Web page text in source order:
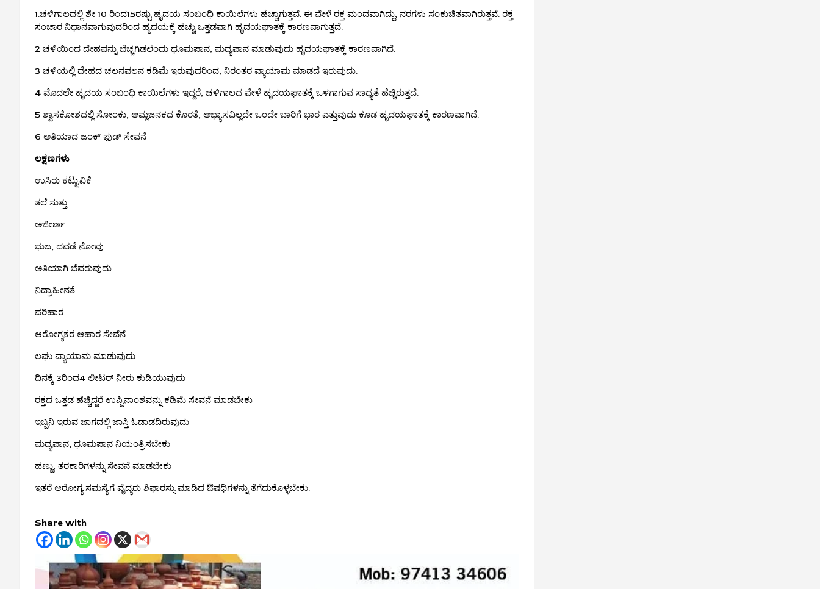
1.ಚಳಿಗಾಲದಲ್ಲಿ ಶೇ 10 ರಿಂದ15ರಷ್ಟು ಹೃದಯ ಸಂಬಂಧಿ ಕಾಯಿಲೆಗಳು ಹೆಚ್ಚಾಗುತ್ತವೆ. ಈ ವೇಳೆ ರಕ್ತ ಮಂದವಾಗಿದ್ದು, ನರಗಳು ಸಂಕುಚಿತವಾಗಿರುತ್ತವೆ. ರಕ್ತ
ಸಂಚಾರ ನಿಧಾನವಾಗುವುದರಿಂದ ಹೃದಯಕ್ಕೆ ಹೆಚ್ಚು ಒತ್ತಡವಾಗಿ ಹೃದಯಘಾತಕ್ಕೆ ಕಾರಣವಾಗುತ್ತದೆ.
2 ಚಳಿಯಿಂದ ದೇಹವನ್ನು ಬೆಚ್ಚಗಿಡಲೆಂದು ಧೂಮಪಾನ, ಮದ್ಯಪಾನ ಮಾಡುವುದು ಹೃದಯಘಾತಕ್ಕೆ ಕಾರಣವಾಗಿದೆ.
3 ಚಳಿಯಲ್ಲಿ ದೇಹದ ಚಲನವಲನ ಕಡಿಮೆ ಇರುವುದರಿಂದ, ನಿರಂತರ ವ್ಯಾಯಾಮ ಮಾಡದೆ ಇರುವುದು.
4 ಮೊದಲೇ ಹೃದಯ ಸಂಬಂಧಿ ಕಾಯಿಲೆಗಳು ಇದ್ದರೆ, ಚಳಿಗಾಲದ ವೇಳೆ ಹೃದಯಘಾತಕ್ಕೆ ಒಳಗಾಗುವ ಸಾಧ್ಯತೆ ಹೆಚ್ಚಿರುತ್ತದೆ.
5 ಶ್ವಾಸಕೋಶದಲ್ಲಿ ಸೋಂಕು, ಆಮ್ಲಜನಕದ ಕೊರತೆ, ಅಭ್ಯಾಸವಿಲ್ಲದೇ ಒಂದೇ ಬಾರಿಗೆ ಭಾರ ಎತ್ತುವುದು ಕೂಡ ಹೃದಯಘಾತಕ್ಕೆ ಕಾರಣವಾಗಿದೆ.
6 ಅತಿಯಾದ ಜಂಕ್ ಫುಡ್ ಸೇವನೆ
ಲಕ್ಷಣಗಳು
ಉಸಿರು ಕಟ್ಟುವಿಕೆ
ತಲೆ ಸುತ್ತು
ಅಜೀರ್ಣ
ಭುಜ, ದವಡೆ ನೋವು
ಅತಿಯಾಗಿ ಬೆವರುವುದು
ನಿದ್ರಾಹೀನತೆ
ಪರಿಹಾರ
ಆರೋಗ್ಯಕರ ಆಹಾರ ಸೇವೆನೆ
ಲಘು ವ್ಯಾಯಾಮ ಮಾಡುವುದು
ದಿನಕ್ಕೆ 3ರಿಂದ4 ಲೀಟರ್ ನೀರು ಕುಡಿಯುವುದು
ರಕ್ತದ ಒತ್ತಡ ಹೆಚ್ಚಿದ್ದರೆ ಉಪ್ಪಿನಾಂಶವನ್ನು ಕಡಿಮೆ ಸೇವನೆ ಮಾಡಬೇಕು
ಇಬ್ಬನಿ ಇರುವ ಜಾಗದಲ್ಲಿ ಜಾಸ್ತಿ ಓಡಾಡದಿರುವುದು
ಮದ್ಯಪಾನ, ಧೂಮಪಾನ ನಿಯಂತ್ರಿಸಬೇಕು
ಹಣ್ಣು, ತರಕಾರಿಗಳನ್ನು ಸೇವನೆ ಮಾಡಬೇಕು
ಇತರೆ ಆರೋಗ್ಯ ಸಮಸ್ಯೆಗೆ ವೈದ್ಯರು ಶಿಫಾರಸ್ಸು ಮಾಡಿದ ಔಷಧಿಗಳನ್ನು ತೆಗೆದುಕೊಳ್ಳಬೇಕು.
Share with